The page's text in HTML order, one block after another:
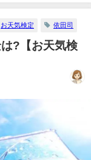
お天気検定 依田司
?【お天気検